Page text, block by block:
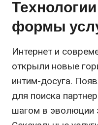
формы
Интернет и
открыли новые
интим-досуга.
для поиска
шагом в эволюции